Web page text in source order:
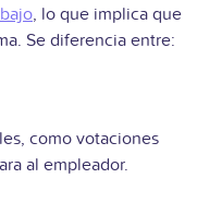
, lo que implica que
Se diferencia entre:
como votaciones
al empleador.